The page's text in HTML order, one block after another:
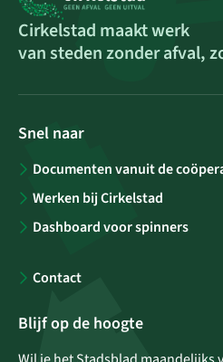
Cirkelstad maakt werk
van steden zonder afval,
Snel naar
Documenten vanuit de
Werken bij Cirkelstad
Dashboard voor spinners
Contact
Blijf op de hoogte